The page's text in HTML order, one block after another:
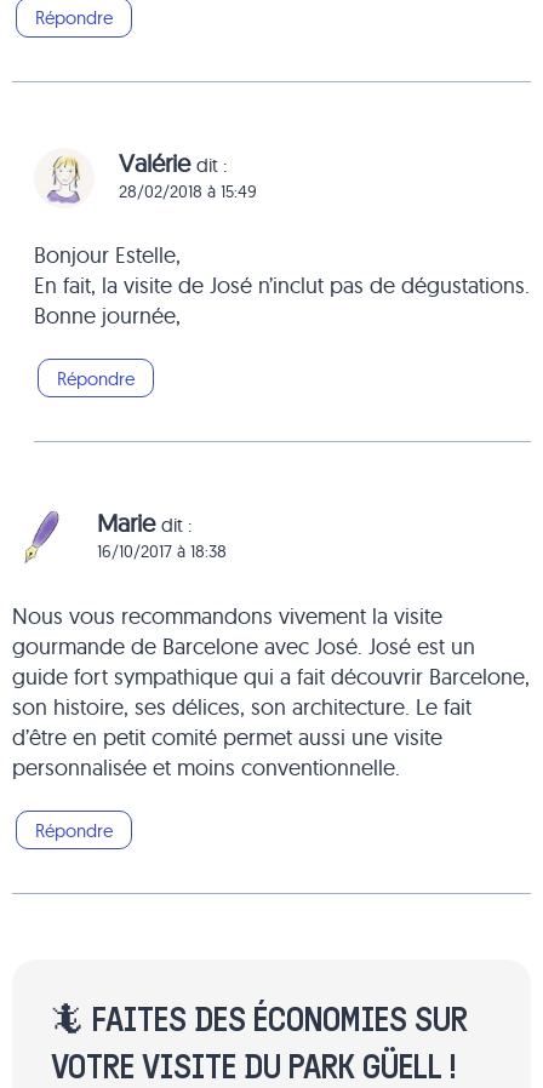
Répondre
Valérie dit :
28/02/2018 à 15:49
Bonjour Estelle,
En fait, la visite de José n’inclut pas de dégustations.
Bonne journée,
Répondre
Marie dit :
16/10/2017 à 18:38
Nous vous recommandons vivement la visite
gourmande de Barcelone avec José. José est un
guide fort sympathique qui a fait découvrir Barcelone,
son histoire, ses délices, son architecture. Le fait
d’être en petit comité permet aussi une visite
personnalisée et moins conventionnelle.
Répondre
🦎 FAITES DES ÉCONOMIES SUR
VOTRE VISITE DU PARK GÜELL !